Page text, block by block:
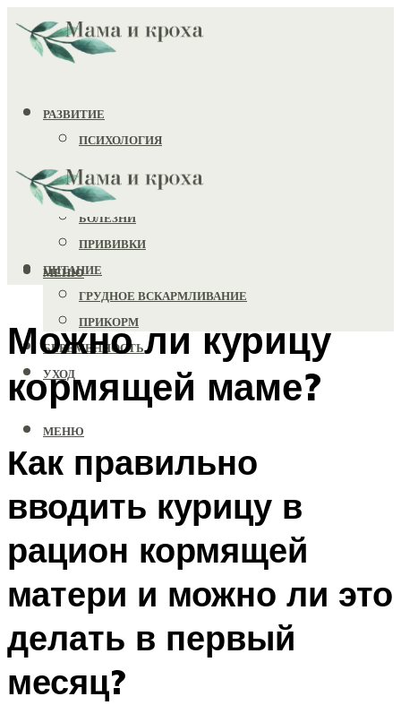
РАЗВИТИЕ
ПСИХОЛОГИЯ
ИГРУШКИ
ЗДОРОВЬЕ
БОЛЕЗНИ
ПРИВИВКИ
ПИТАНИЕ
ГРУДНОЕ ВСКАРМЛИВАНИЕ
ПРИКОРМ
БЕРЕМЕННОСТЬ
УХОД
МЕНЮ
МЕНЮ
Можно ли курицу
кормящей маме?
Как правильно
вводить курицу в
рацион кормящей
матери и можно ли это
делать в первый
месяц?